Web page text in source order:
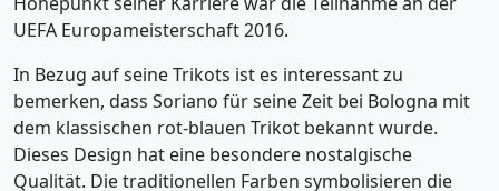
UEFA Europameisterschaft 2016.
In Bezug auf seine Trikots ist es interessant zu
bemerken, dass Soriano für seine Zeit bei Bologna mit
dem klassischen rot-blauen Trikot bekannt wurde.
Dieses Design hat eine besondere nostalgische
Qualität. Die traditionellen Farben symbolisieren die